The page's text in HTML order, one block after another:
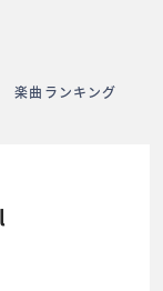
楽曲ランキング